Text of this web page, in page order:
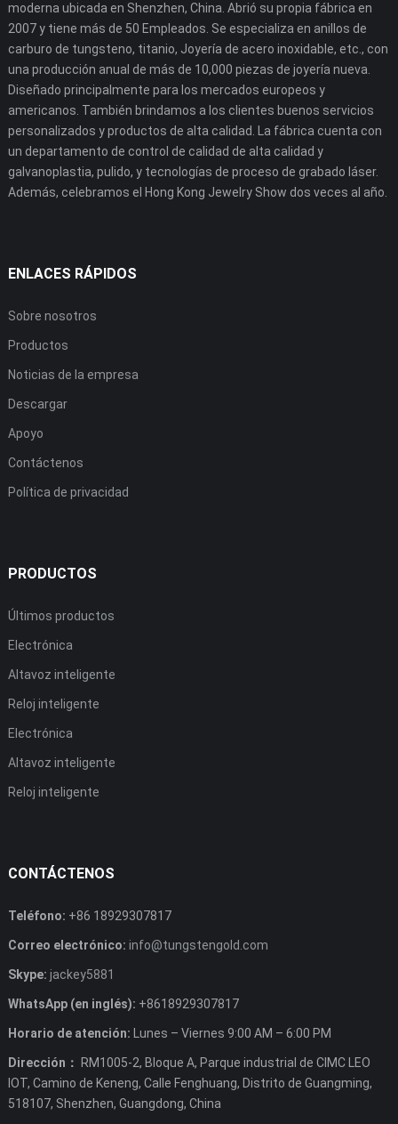
moderna ubicada en Shenzhen, China. Abrió su propia fábrica en
2007 y tiene más de 50 Empleados. Se especializa en anillos de
carburo de tungsteno, titanio, Joyería de acero inoxidable, etc., con
una producción anual de más de 10,000 piezas de joyería nueva.
Diseñado principalmente para los mercados europeos y
americanos. También brindamos a los clientes buenos servicios
personalizados y productos de alta calidad. La fábrica cuenta con
un departamento de control de calidad de alta calidad y
galvanoplastia, pulido, y tecnologías de proceso de grabado láser.
Además, celebramos el Hong Kong Jewelry Show dos veces al año.
ENLACES RÁPIDOS
Sobre nosotros
Productos
Noticias de la empresa
Descargar
Apoyo
Contáctenos
Política de privacidad
PRODUCTOS
Últimos productos
Electrónica
Altavoz inteligente
Reloj inteligente
Electrónica
Altavoz inteligente
Reloj inteligente
CONTÁCTENOS
Teléfono: +86 18929307817
Correo electrónico: info@tungstengold.com
Skype: jackey5881
WhatsApp (en inglés): +8618929307817
Horario de atención: Lunes – Viernes 9:00 AM – 6:00 PM
Dirección：
RM1005-2, Bloque A, Parque industrial de CIMC LEO
IOT, Camino de Keneng, Calle Fenghuang, Distrito de Guangming,
518107, Shenzhen, Guangdong, China